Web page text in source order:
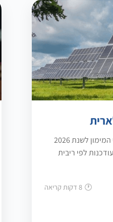
מימון לקולטים סולארים – כל מסלולי המימון לשנת 2026
לפי ריבית
8 דקות קריאה